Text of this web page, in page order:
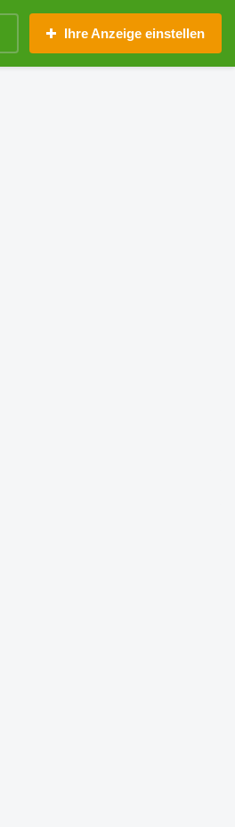
Ihre Anzeige einstellen